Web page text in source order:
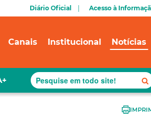
Diário Oficial Acesso à
Canais Institucional Notícias